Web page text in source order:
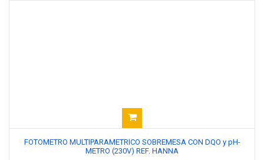
FOTOMETRO MULTIPARAMETRICO SOBREMESA CON DQO y pH-
METRO (230V) REF. HANNA